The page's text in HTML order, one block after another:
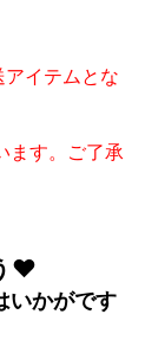
イテムとな
ます。ご了承
❤️
いかがです